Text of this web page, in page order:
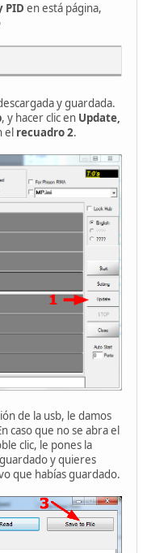
PID en está página,
y guardada.
, y hacer clic en Update,
el recuadro 2.
de la usb, le damos
caso que no se abra el
clic, le pones la
y quieres
que habías guardado.